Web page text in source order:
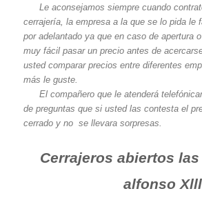
Le aconsejamos siempre cuando
cerrajería, la empresa a la que se lo pida le
por adelantado ya que en caso de apertura
muy fácil pasar un precio antes de
usted comparar precios entre diferentes
más le guste.
El compañero que le atenderá
de preguntas que si usted las contesta el
cerrado y no se llevara sorpresas.
Cerrajeros abiertos
alfonso Xlll